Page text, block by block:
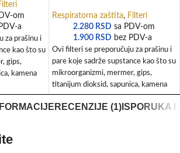
om
a
za prašinu i
kao što su
gips,
kamena
hrana itd.
Respiratorna zaštita, Filteri
2.280 RSD sa PDV-om
1.900 RSD bez PDV-a
Ovi filteri se preporučuju za prašinu i
pare koje sadrže supstance kao što su
mikroorganizmi, mermer, gips,
titanijum dioksid, sapunica, kamena
vuna, drvo, deterdženti, tekstilna
vlakna, začini, so, stočna hrana itd.
RECENZIJE (1) ISPORUKA